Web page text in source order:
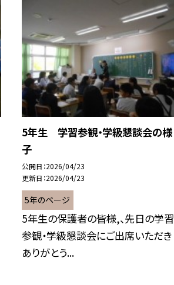
5年生 学習参観・学級懇談会の様
子
公開日 2026/04/23
更新日 2026/04/23
5年のページ
5年生の保護者の皆様,、先日の学習
参観・学級懇談会にご出席いただき
ありがとう...